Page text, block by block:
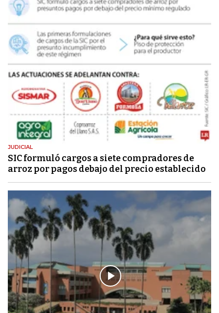
JUDICIAL
SIC formuló cargos a siete compradores de
arroz por pagos debajo del precio establecido